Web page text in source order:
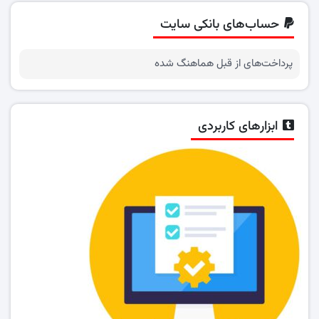
حساب‌های بانکی سایت
پرداخت‌های از قبل هماهنگ شده
ابزارهای کاربردی